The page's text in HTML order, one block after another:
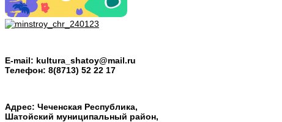
E-mail: kultura_shatoy@mail.ru
Телефон: 8(8713) 52 22 17
Адрес: Чеченская Республика,
Шатойский муниципальный район,